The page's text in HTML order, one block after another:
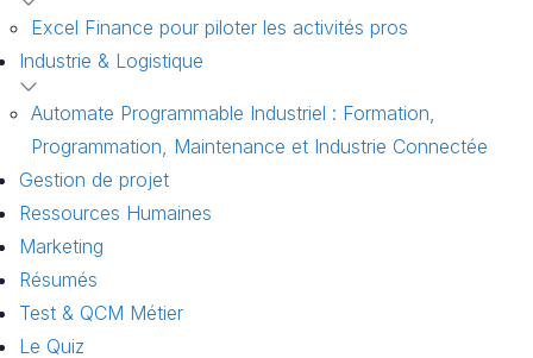
Excel Finance pour piloter les activités pros
Industrie & Logistique
Automate Programmable Industriel : Formation,
Programmation, Maintenance et Industrie Connectée
Gestion de projet
Ressources Humaines
Marketing
Résumés
Test & QCM Métier
Le Quiz